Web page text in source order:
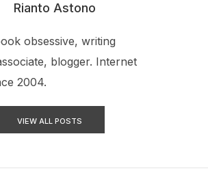
Rianto Astono
obsessive, writing
blogger. Internet
2004.
VIEW ALL POSTS